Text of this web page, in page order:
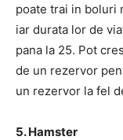
poate trai in boluri
iar durata lor de
pana la 25. Pot
de un rezervor
un rezervor la fel
5. Hamster